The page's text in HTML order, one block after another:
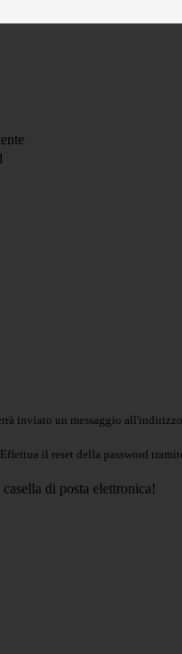
inviato un messaggio
il reset della password
di posta elettronica!